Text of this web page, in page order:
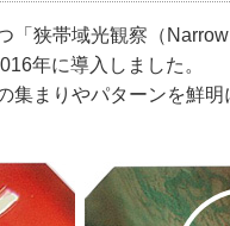
「狭帯域光観察（
年に導入しました。
集まりやパターンを鮮